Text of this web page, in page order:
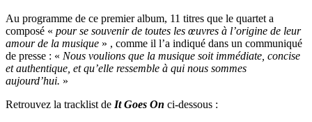
Au programme de ce premier album, 11 titres que le quartet a
composé « pour se souvenir de toutes les œuvres à l’origine de leur
amour de la musique » , comme il l’a indiqué dans un communiqué
de presse : « Nous voulions que la musique soit immédiate, concise
et authentique, et qu’elle ressemble à qui nous sommes
aujourd’hui. »
Retrouvez la tracklist de It Goes On ci-dessous :